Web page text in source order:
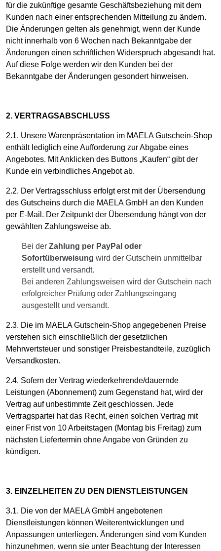
für die zukünftige gesamte Geschäftsbeziehung mit dem
Kunden nach einer entsprechenden Mitteilung zu ändern.
Die Änderungen gelten als genehmigt, wenn der Kunde
nicht innerhalb von 6 Wochen nach Bekanntgabe der
Änderungen einen schriftlichen Widerspruch abgesandt hat.
Auf diese Folge werden wir den Kunden bei der
Bekanntgabe der Änderungen gesondert hinweisen.
2. VERTRAGSABSCHLUSS
2.1. Unsere Warenpräsentation im MAELA Gutschein-Shop
enthält lediglich eine Aufforderung zur Abgabe eines
Angebotes. Mit Anklicken des Buttons „Kaufen“ gibt der
Kunde ein verbindliches Angebot ab.
2.2. Der Vertragsschluss erfolgt erst mit der Übersendung
des Gutscheins durch die MAELA GmbH an den Kunden
per E-Mail. Der Zeitpunkt der Übersendung hängt von der
gewählten Zahlungsweise ab.
Bei der Zahlung per PayPal oder
Sofortüberweisung wird der Gutschein unmittelbar
erstellt und versandt.
Bei anderen Zahlungsweisen wird der Gutschein nach
erfolgreicher Prüfung oder Zahlungseingang
ausgestellt und versandt.
2.3. Die im MAELA Gutschein-Shop angegebenen Preise
verstehen sich einschließlich der gesetzlichen
Mehrwertsteuer und sonstiger Preisbestandteile, zuzüglich
Versandkosten.
2.4. Sofern der Vertrag wiederkehrende/dauernde
Leistungen (Abonnement) zum Gegenstand hat, wird der
Vertrag auf unbestimmte Zeit geschlossen. Jede
Vertragspartei hat das Recht, einen solchen Vertrag mit
einer Frist von 10 Arbeitstagen (Montag bis Freitag) zum
nächsten Liefertermin ohne Angabe von Gründen zu
kündigen.
3. EINZELHEITEN ZU DEN DIENSTLEISTUNGEN
3.1. Die von der MAELA GmbH angebotenen
Dienstleistungen können Weiterentwicklungen und
Anpassungen unterliegen. Änderungen sind vom Kunden
hinzunehmen, wenn sie unter Beachtung der Interessen